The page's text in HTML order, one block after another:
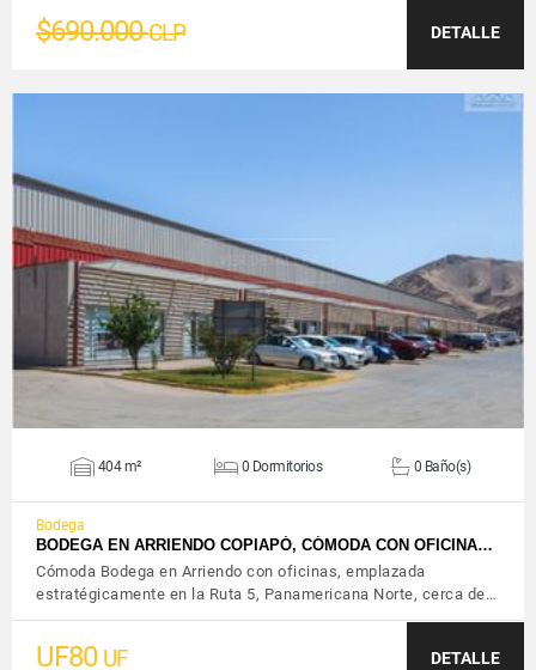
$690.000CLP DETALLE
VER DETALLES
404 m² 0 Dormitorios 0 Baño(s)
Bodega
BODEGA EN ARRIENDO COPIAPÓ, CÓMODA CON OFICINA…
Cómoda Bodega en Arriendo con oficinas, emplazada
estratégicamente en la Ruta 5, Panamericana Norte, cerca de…
UF80 UF DETALLE